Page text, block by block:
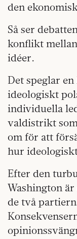
den
Så ser
konflikt
idéer.
Det speglar
ideologiskt
individuella
valdistrikt
om för att
hur
Efter den
Washington
de två